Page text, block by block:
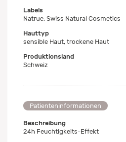
Labels
Natrue, Swiss Natural Cosmetics
Hauttyp
sensible Haut, trockene Haut
Produktionsland
Schweiz
Patienteninformationen
Beschreibung
24h Feuchtigkeits-Effekt